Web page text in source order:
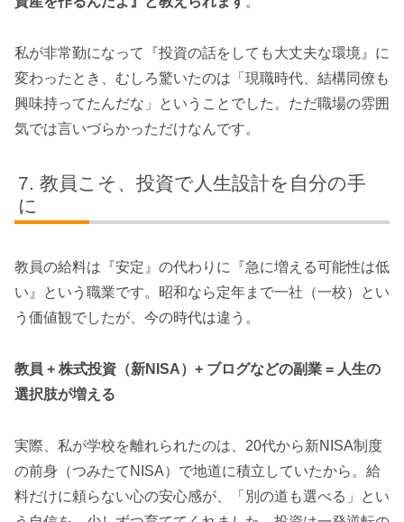
私が非常勤になって『投資の話をしても大丈夫な環境』に
変わったとき、むしろ驚いたのは「現職時代、結構同僚も
興味持ってたんだな」ということでした。ただ職場の雰囲
気では言いづらかっただけなんです。
教員こそ、投資で人生設計を自分の手
に
教員の給料は『安定』の代わりに『急に増える可能性は低
い』という職業です。昭和なら定年まで一社（一校）とい
う価値観でしたが、今の時代は違う。
教員 + 株式投資（新NISA）+ ブログなどの副業 = 人生の
選択肢が増える
実際、私が学校を離れられたのは、20代から新NISA制度
の前身（つみたてNISA）で地道に積立していたから。給
料だけに頼らない心の安心感が、「別の道も選べる」とい